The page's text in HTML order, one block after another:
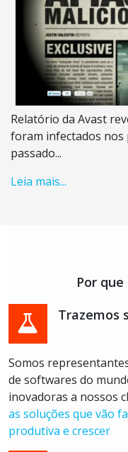
Relatório da Avast
foram infectados nos
passado...
Leia mais...
Por
Trazemos
Somos
de softwares do
inovadoras a nossos
as soluções que vão
produtiva e crescer